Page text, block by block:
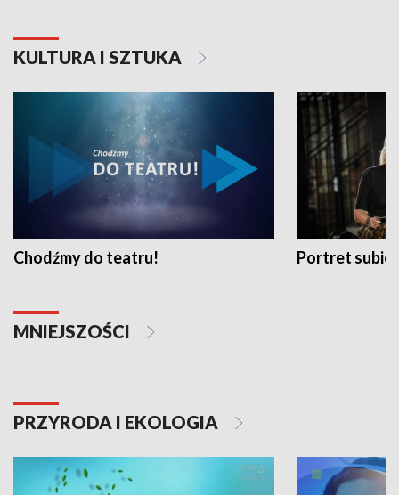
KULTURA I SZTUKA
Chodźmy do teatru! Portret
MNIEJSZOŚCI
PRZYRODA I EKOLOGIA